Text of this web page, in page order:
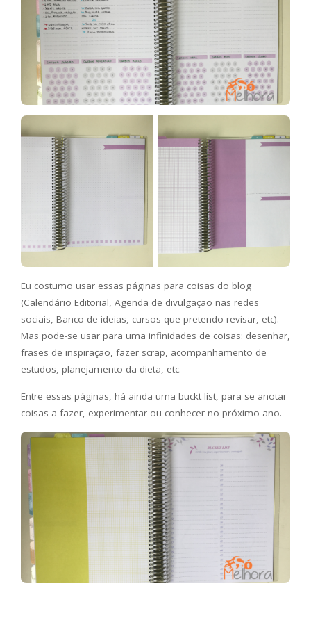
Eu costumo usar essas páginas para coisas do blog
(Calendário Editorial, Agenda de divulgação nas redes
sociais, Banco de ideias, cursos que pretendo revisar, etc).
Mas pode-se usar para uma infinidades de coisas: desenhar,
frases de inspiração, fazer scrap, acompanhamento de
estudos, planejamento da dieta, etc.
Entre essas páginas, há ainda uma buckt list, para se anotar
coisas a fazer, experimentar ou conhecer no próximo ano.